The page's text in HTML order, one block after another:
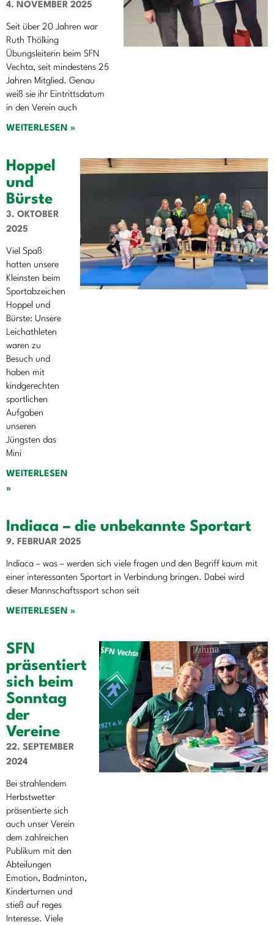
4. NOVEMBER 2025
Seit über 20 Jahren war
Ruth Thölking
Übungsleiterin beim SFN
Vechta, seit mindestens 25
Jahren Mitglied. Genau
weiß sie ihr Eintrittsdatum
in den Verein auch
WEITERLESEN »
Hoppel
und
Bürste
3. OKTOBER
2025
Viel Spaß
hatten unsere
Kleinsten beim
Sportabzeichen
Hoppel und
Bürste: Unsere
Leichathleten
waren zu
Besuch und
haben mit
kindgerechten
sportlichen
Aufgaben
unseren
Jüngsten das
Mini
WEITERLESEN
»
Indiaca – die unbekannte Sportart
9. FEBRUAR 2025
Indiaca – was – werden sich viele fragen und den Begriff kaum mit
einer interessanten Sportart in Verbindung bringen. Dabei wird
dieser Mannschaftssport schon seit
WEITERLESEN »
SFN
präsentiert
sich beim
Sonntag
der
Vereine
22. SEPTEMBER
2024
Bei strahlendem
Herbstwetter
präsentierte sich
auch unser Verein
dem zahlreichen
Publikum mit den
Abteilungen
Emotion, Badminton,
Kinderturnen und
stieß auf reges
Interesse. Viele